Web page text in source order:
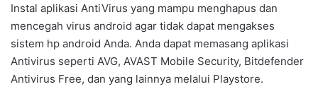
Instal aplikasi AntiVirus yang mampu menghapus dan
mencegah virus android agar tidak dapat mengakses
sistem hp android Anda. Anda dapat memasang aplikasi
Antivirus seperti AVG, AVAST Mobile Security, Bitdefender
Antivirus Free, dan yang lainnya melalui Playstore.